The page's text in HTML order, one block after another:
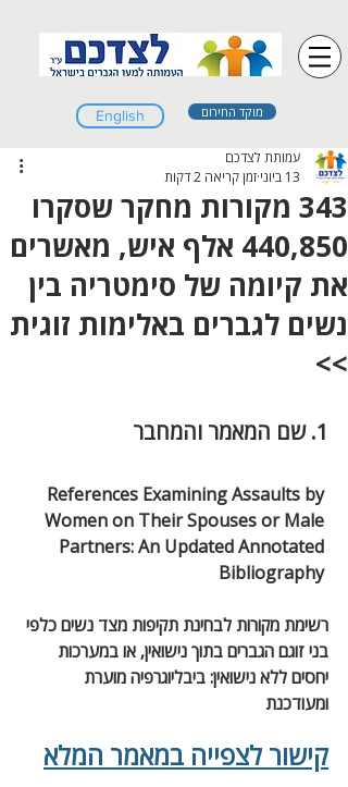
English מוקד החירום
343 מקורות מחקר שסקרו
440,850 אלף איש, מאשרים
את קיומה של סימטריה בין
נשים לגברים באלימות זוגית
>>
עמותת לצדכם
13 ביוני
זמן קריאה 2 דקות
1. שם המאמר והמחבר
References Examining Assaults by
Women on Their Spouses or Male
Partners: An Updated Annotated
Bibliography
רשימת מקורות לבחינת תקיפות מצד נשים כלפי
בני זוגם הגברים בתוך נישואין, או במערכות
יחסים ללא נישואין: ביבליוגרפיה מוערת
ומעודכנת
קישור לצפייה במאמר המלא